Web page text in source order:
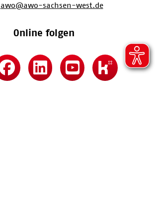
awo@awo-sachsen-west.de
Online folgen